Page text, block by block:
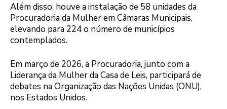
Além disso, houve a instalação de 58 unidades da
Procuradoria da Mulher em Câmaras Municipais,
elevando para 224 o número de municípios
contemplados.
Em março de 2026, a Procuradoria, junto com a
Liderança da Mulher da Casa de Leis, participará de
debates na Organização das Nações Unidas (ONU),
nos Estados Unidos.